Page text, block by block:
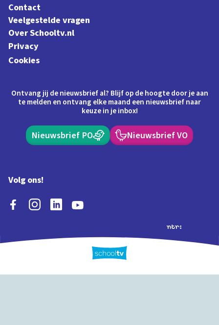
Contact
Veelgestelde vragen
Over Schooltv.nl
Privacy
Cookies
Ontvang jij de nieuwsbrief al? Blijf op de hoogte door je aan
te melden en ontvang elke maand een nieuwsbrief naar
keuze in je inbox!
Nieuwsbrief PO Nieuwsbrief VO
Volg ons!